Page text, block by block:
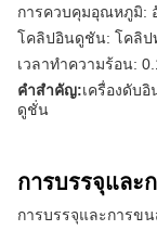
การควบคุมอุณหภูมิ:
โคลิปอินดูชัน: โคลิป
เวลาทําความร้อน:
คําสําคัญ:เครื่องดับ
ดูชั่น
การบรรจุและ
การบรรจุและการขน